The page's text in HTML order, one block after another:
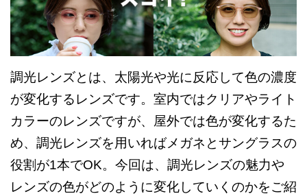
調光レンズとは、太陽光や光に反応して色の濃度
が変化するレンズです。室内ではクリアやライト
カラーのレンズですが、屋外では色が変化するた
め、調光レンズを用いればメガネとサングラスの
役割が1本でOK。今回は、調光レンズの魅力や
レンズの色がどのように変化していくのかをご紹